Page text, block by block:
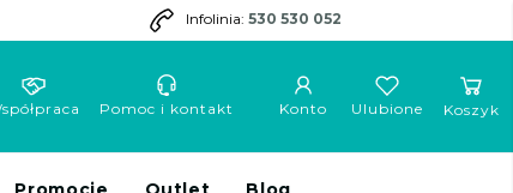
Infolinia: 530 530 052
Pomoc i kontakt Konto Koszyk
Ulubione